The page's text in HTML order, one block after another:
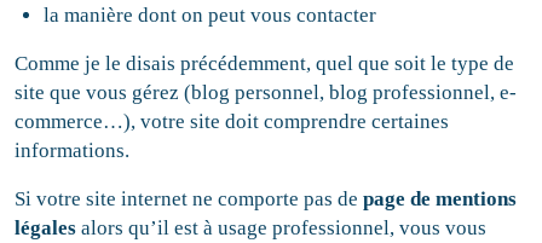
la manière dont on peut vous contacter
Comme je le disais précédemment, quel que soit le type de
site que vous gérez (blog personnel, blog professionnel, e-
commerce…), votre site doit comprendre certaines
informations.
Si votre site internet ne comporte pas depage de mentions
légalesalors qu’il est à usage professionnel, vous vous